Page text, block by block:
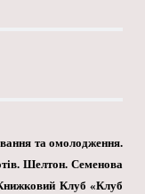
та омолодження.
Шелтон. Семенова
Клуб «Клуб